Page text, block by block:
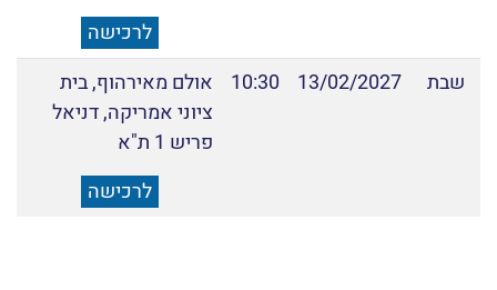
לרכישה
שבת
13/02/2027
10:30
אולם מאירהוף, בית
ציוני אמריקה, דניאל
פריש 1 ת"א
לרכישה